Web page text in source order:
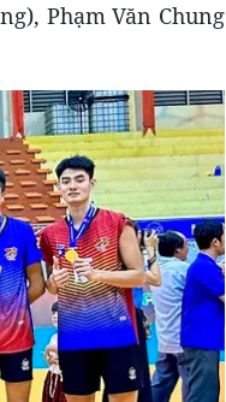
Phạm Văn Chung